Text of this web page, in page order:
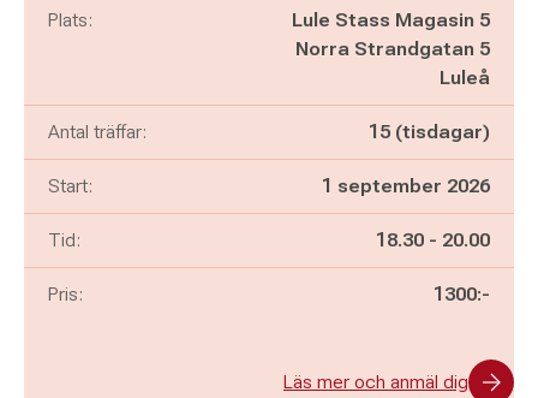
Plats:
Lule Stass Magasin 5
Norra Strandgatan 5
Luleå
Antal träffar: 15 (tisdagar)
Start: 1 september 2026
Tid: Pågår mellan
18.30 - och
20.00
Pris: 1300:-
Läs mer och anmäl dig